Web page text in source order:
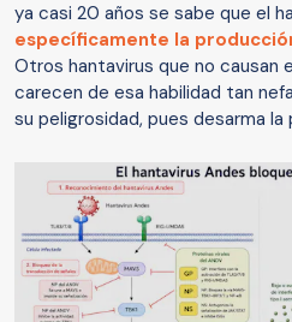
ya casi 20 años se sabe que el
específicamente la
Otros hantavirus que no causan
carecen de esa habilidad tan
su peligrosidad, pues desarma la